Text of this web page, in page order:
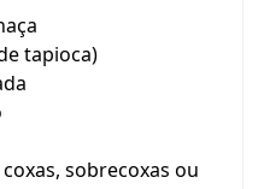
tapioca)
sobrecoxas ou